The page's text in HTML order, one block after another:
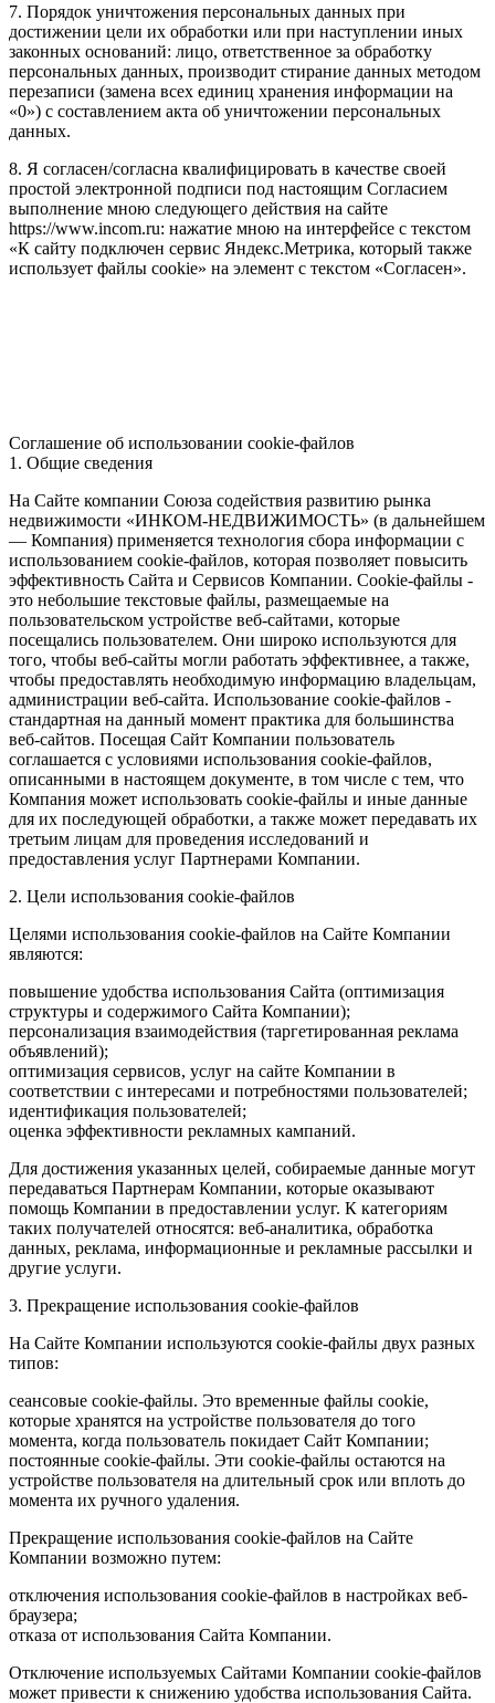
7. Порядок уничтожения персональных данных при
достижении цели их обработки или при наступлении иных
законных оснований: лицо, ответственное за обработку
персональных данных, производит стирание данных методом
перезаписи (замена всех единиц хранения информации на
«0») с составлением акта об уничтожении персональных
данных.
8. Я согласен/согласна квалифицировать в качестве своей
простой электронной подписи под настоящим Согласием
выполнение мною следующего действия на сайте
https://www.incom.ru: нажатие мною на интерфейсе с текстом
«К сайту подключен сервис Яндекс.Метрика, который также
использует файлы cookie» на элемент с текстом «Согласен».
Соглашение об использовании cookie-файлов
1. Общие сведения
На Сайте компании Союза содействия развитию рынка
недвижимости «ИНКОМ-НЕДВИЖИМОСТЬ» (в дальнейшем
— Компания) применяется технология сбора информации с
использованием cookie-файлов, которая позволяет повысить
эффективность Сайта и Сервисов Компании. Сookie-файлы -
это небольшие текстовые файлы, размещаемые на
пользовательском устройстве веб-сайтами, которые
посещались пользователем. Они широко используются для
того, чтобы веб-сайты могли работать эффективнее, а также,
чтобы предоставлять необходимую информацию владельцам,
администрации веб-сайта. Использование cookie-файлов -
стандартная на данный момент практика для большинства
веб-сайтов. Посещая Сайт Компании пользователь
соглашается с условиями использования cookie-файлов,
описанными в настоящем документе, в том числе с тем, что
Компания может использовать cookie-файлы и иные данные
для их последующей обработки, а также может передавать их
третьим лицам для проведения исследований и
предоставления услуг Партнерами Компании.
2. Цели использования cookie-файлов
Целями использования cookie-файлов на Сайте Компании
являются:
повышение удобства использования Сайта (оптимизация
структуры и содержимого Сайта Компании);
персонализация взаимодействия (таргетированная реклама
объявлений);
оптимизация сервисов, услуг на сайте Компании в
соответствии с интересами и потребностями пользователей;
идентификация пользователей;
оценка эффективности рекламных кампаний.
Для достижения указанных целей, собираемые данные могут
передаваться Партнерам Компании, которые оказывают
помощь Компании в предоставлении услуг. К категориям
таких получателей относятся: веб-аналитика, обработка
данных, реклама, информационные и рекламные рассылки и
другие услуги.
3. Прекращение использования cookie-файлов
На Сайте Компании используются cookie-файлы двух разных
типов:
сеансовые cookie-файлы. Это временные файлы cookie,
которые хранятся на устройстве пользователя до того
момента, когда пользователь покидает Сайт Компании;
постоянные cookie-файлы. Эти cookie-файлы остаются на
устройстве пользователя на длительный срок или вплоть до
момента их ручного удаления.
Прекращение использования cookie-файлов на Сайте
Компании возможно путем:
отключения использования cookie-файлов в настройках веб-
браузера;
отказа от использования Сайта Компании.
Отключение используемых Сайтами Компании cookie-файлов
может привести к снижению удобства использования Сайта.